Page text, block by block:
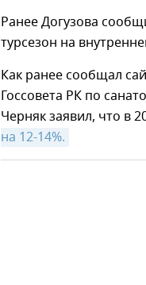
Ранее Догузова
турсезон на
Как ранее сообщал
Госсовета РК по
Черняк заявил, что в
на 12-14%.